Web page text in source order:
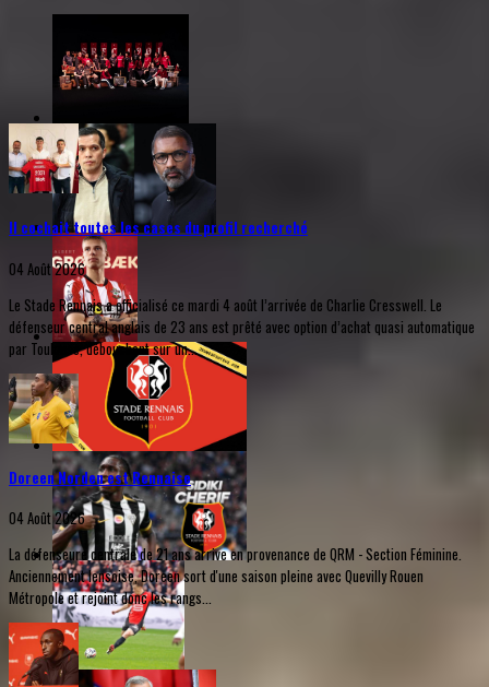
Il cochait toutes les cases du profil recherché
04 Août 2026
Le Stade Rennais a officialisé ce mardi 4 août l’arrivée de Charlie Cresswell. Le
défenseur central anglais de 23 ans est prêté avec option d’achat quasi automatique
par Toulouse, débouchant sur un...
Doreen Norden est Rennaise
04 Août 2026
La défenseure centrale de 21 ans arrive en provenance de QRM - Section Féminine.
Anciennement lensoise, Doreen sort d'une saison pleine avec Quevilly Rouen
Métropole et rejoint donc les rangs...